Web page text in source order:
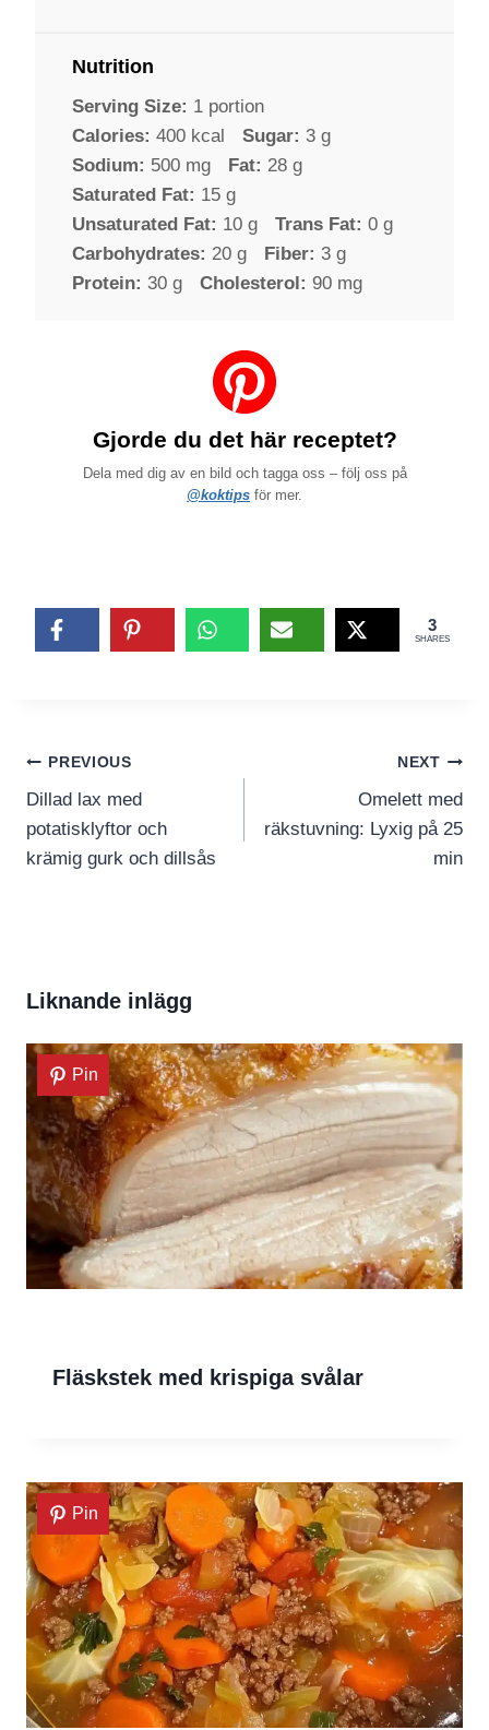
Nutrition
Serving Size: 1 portion
Calories: 400 kcal Sugar: 3 g
Sodium: 500 mg Fat: 28 g
Saturated Fat: 15 g
Unsaturated Fat: 10 g Trans Fat: 0 g
Carbohydrates: 20 g Fiber: 3 g
Protein: 30 g Cholesterol: 90 mg
Gjorde du det här receptet?
Dela med dig av en bild och tagga oss – följ oss på
@koktips för mer.
3
SHARES
Inläggsnavigering
PREVIOUS
Dillad lax med
potatisklyftor och
krämig gurk och dillsås
NEXT
Omelett med
räkstuvning: Lyxig på 25
min
Liknande inlägg
Pin
Fläskstek med krispiga svålar
Pin